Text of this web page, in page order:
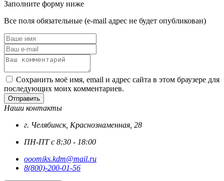
Заполните форму ниже
Все поля обязательные (e-mail адрес не будет опубликован)
Сохранить моё имя, email и адрес сайта в этом браузере для
последующих моих комментариев.
Отправить
Наши контакты
г. Челябинск, Краснознаменная, 28
ПН-ПТ с 8:30 - 18:00
ooomiks.kdm@mail.ru
8(800)-200-01-56